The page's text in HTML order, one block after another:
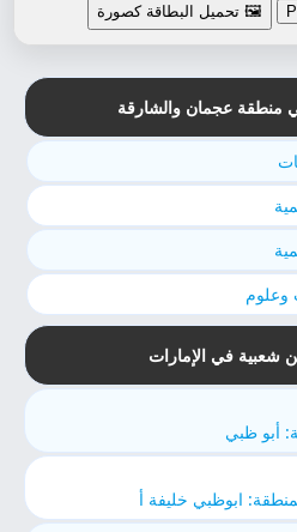
🖼️ تحميل البطاقة كصورة
عجمان والشارقة
وعلوم
أبو ظبي
ابوظبي خليفة أ